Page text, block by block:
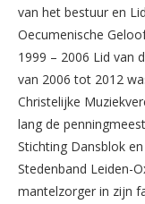
van het bestuur en
Oecumenische
1999 – 2006 Lid van
van 2006 tot 2012
Christelijke
lang de
Stichting Dansblok
Stedenband Leiden-
mantelzorger in zijn